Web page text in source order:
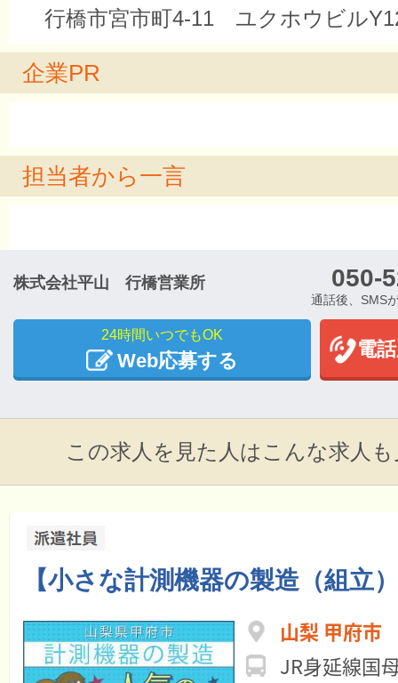
行橋市宮市町4-11 ユクホウビル
企業PR
担当者から一言
株式会社平山 行橋営業所 050-
通話後、SMS
24時間いつでもOK
Web応募する
電
この求人を見た人はこんな求人
【小さな計測機器の製造（組立
山梨 甲府市
JR身延線国